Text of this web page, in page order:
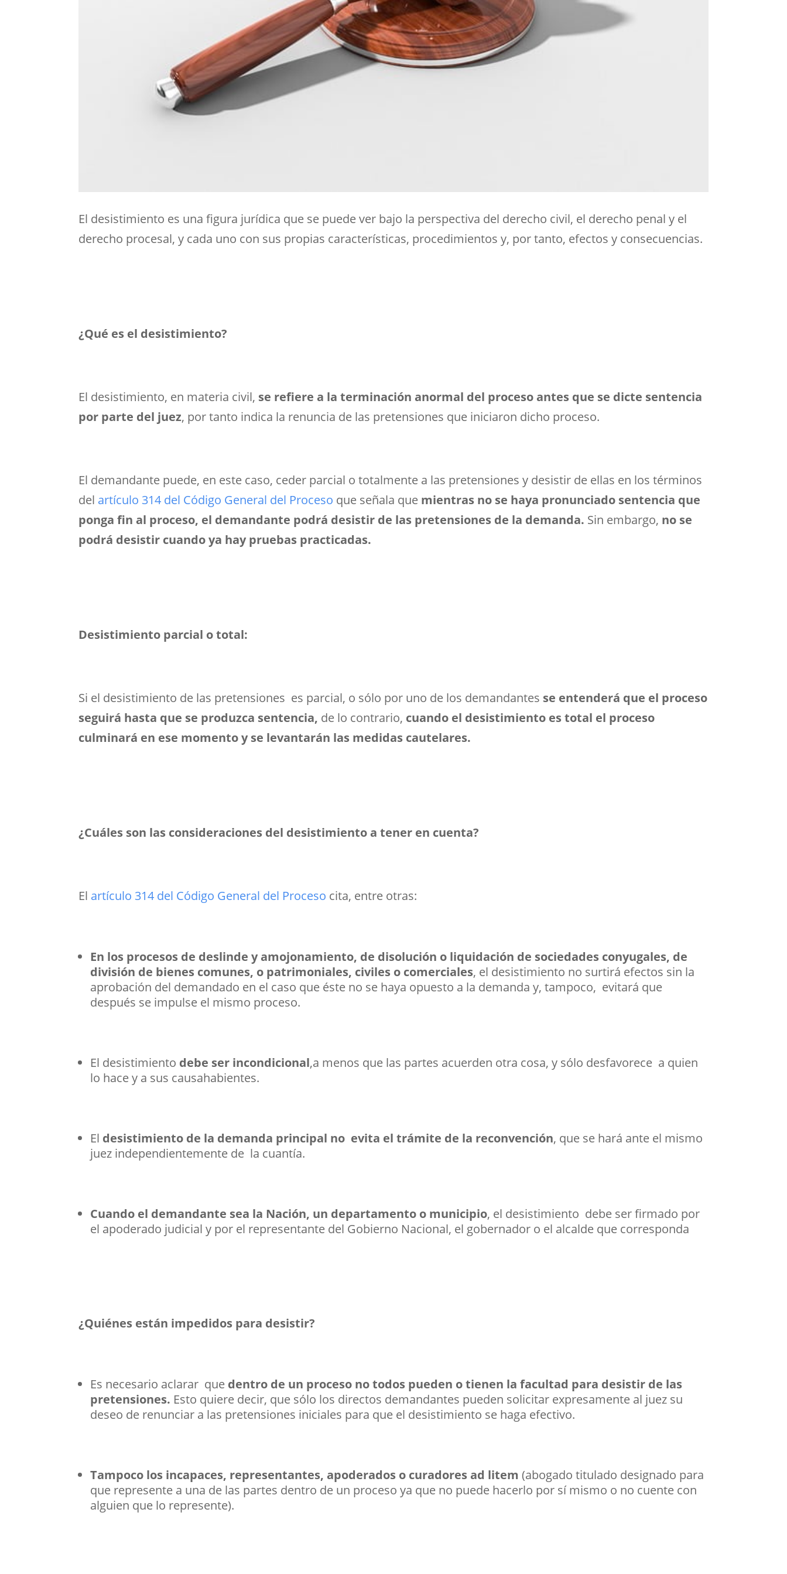
El desistimiento es una figura jurídica que se puede ver bajo la perspectiva del derecho civil, el derecho penal y el
derecho procesal, y cada uno con sus propias características, procedimientos y, por tanto, efectos y consecuencias.
¿Qué es el desistimiento?
El desistimiento, en materia civil, se refiere a la terminación anormal del proceso antes que se dicte sentencia
por parte del juez, por tanto indica la renuncia de las pretensiones que iniciaron dicho proceso.
El demandante puede, en este caso, ceder parcial o totalmente a las pretensiones y desistir de ellas en los términos
del artículo 314 del Código General del Proceso que señala que mientras no se haya pronunciado sentencia que
ponga fin al proceso, el demandante podrá desistir de las pretensiones de la demanda. Sin embargo, no se
podrá desistir cuando ya hay pruebas practicadas.
Desistimiento parcial o total:
Si el desistimiento de las pretensiones es parcial, o sólo por uno de los demandantes se entenderá que el proceso
seguirá hasta que se produzca sentencia, de lo contrario, cuando el desistimiento es total el proceso
culminará en ese momento y se levantarán las medidas cautelares.
¿Cuáles son las consideraciones del desistimiento a tener en cuenta?
El artículo 314 del Código General del Proceso cita, entre otras:
En los procesos de deslinde y amojonamiento, de disolución o liquidación de sociedades conyugales, de
división de bienes comunes, o patrimoniales, civiles o comerciales, el desistimiento no surtirá efectos sin la
aprobación del demandado en el caso que éste no se haya opuesto a la demanda y, tampoco, evitará que
después se impulse el mismo proceso.
El desistimiento debe ser incondicional,a menos que las partes acuerden otra cosa, y sólo desfavorece a quien
lo hace y a sus causahabientes.
El desistimiento de la demanda principal no evita el trámite de la reconvención, que se hará ante el mismo
juez independientemente de la cuantía.
Cuando el demandante sea la Nación, un departamento o municipio, el desistimiento debe ser firmado por
el apoderado judicial y por el representante del Gobierno Nacional, el gobernador o el alcalde que corresponda
¿Quiénes están impedidos para desistir?
Es necesario aclarar que dentro de un proceso no todos pueden o tienen la facultad para desistir de las
pretensiones. Esto quiere decir, que sólo los directos demandantes pueden solicitar expresamente al juez su
deseo de renunciar a las pretensiones iniciales para que el desistimiento se haga efectivo.
Tampoco los incapaces, representantes, apoderados o curadores ad litem(abogado titulado designado para
que represente a una de las partes dentro de un proceso ya que no puede hacerlo por sí mismo o no cuente con
alguien que lo represente).